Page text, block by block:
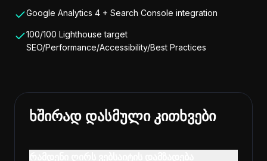
Google Analytics 4 + Search Console integration
100/100 Lighthouse target
SEO/Performance/Accessibility/Best Practices
ხშირად დასმული კითხვები